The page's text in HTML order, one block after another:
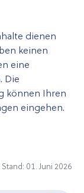
dienen
keinen
eine
Die
können Ihren
eingehen.
Stand: 01. Juni 2026